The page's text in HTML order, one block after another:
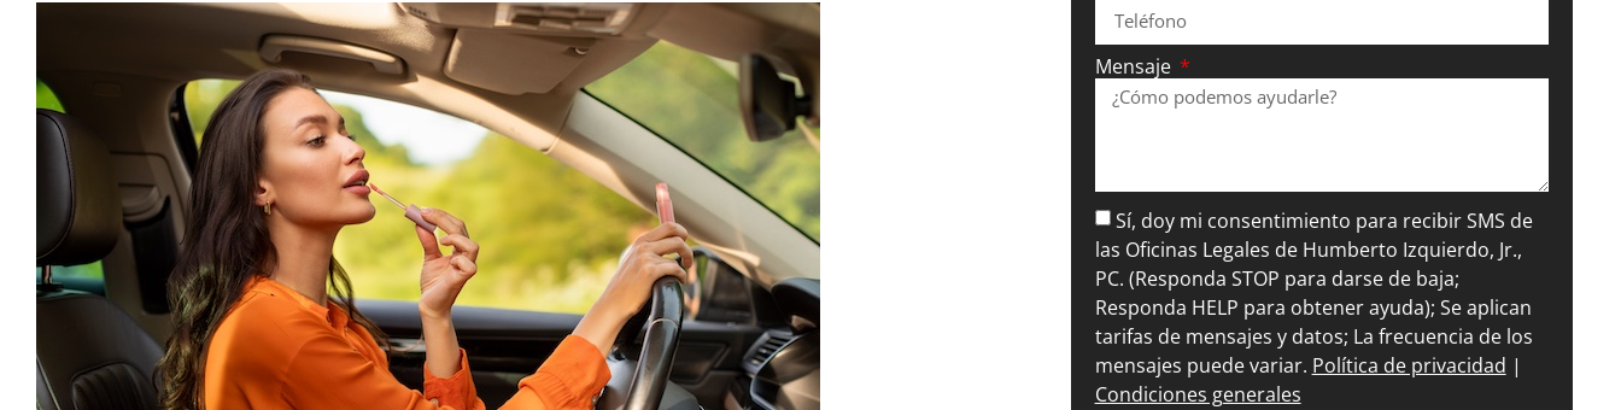
Mensaje
Sí, doy mi consentimiento para recibir SMS de
las Oficinas Legales de Humberto Izquierdo, Jr.,
PC. (Responda STOP para darse de baja;
Responda HELP para obtener ayuda); Se aplican
tarifas de mensajes y datos; La frecuencia de los
mensajes puede variar. Política de privacidad |
Condiciones generales